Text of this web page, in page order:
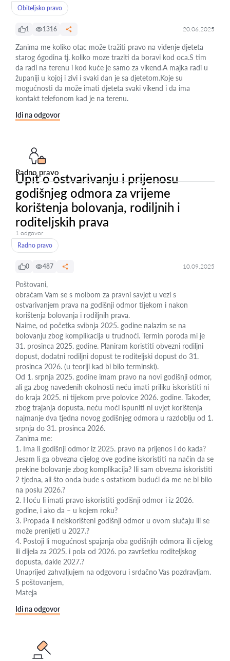
Obiteljsko pravo
1 1316 20.06.2025
Zanima me koliko otac može tražiti pravo na viđenje djeteta
starog 6godina tj. koliko moze traziti da boravi kod oca.S tim
da radi na terenu i kod kuće je samo za vikend.A majka radi u
županiji u kojoj i zivi i svaki dan je sa djetetom.Koje su
mogućnosti da može imati djeteta svaki vikend i da ima
kontakt telefonom kad je na terenu.
Idi na odgovor
Radno pravo
Upit o ostvarivanju i prijenosu
godišnjeg odmora za vrijeme
korištenja bolovanja, rodiljnih i
roditeljskih prava
1 odgovor
Radno pravo
0 487 10.09.2025
Poštovani,
obraćam Vam se s molbom za pravni savjet u vezi s
ostvarivanjem prava na godišnji odmor tijekom i nakon
korištenja bolovanja i rodiljnih prava.
Naime, od početka svibnja 2025. godine nalazim se na
bolovanju zbog komplikacija u trudnoći. Termin poroda mi je
31. prosinca 2025. godine. Planiram koristiti obvezni rodiljni
dopust, dodatni rodiljni dopust te roditeljski dopust do 31.
prosinca 2026. (u teoriji kad bi bilo terminski).
Od 1. srpnja 2025. godine imam pravo na novi godišnji odmor,
ali ga zbog navedenih okolnosti neću imati priliku iskoristiti ni
do kraja 2025. ni tijekom prve polovice 2026. godine. Također,
zbog trajanja dopusta, neću moći ispuniti ni uvjet korištenja
najmanje dva tjedna novog godišnjeg odmora u razdoblju od 1.
srpnja do 31. prosinca 2026.
Zanima me:
1. Ima li godišnji odmor iz 2025. pravo na prijenos i do kada?
Jesam li ga obvezna cijelog ove godine iskoristiti na način da se
prekine bolovanje zbog komplikacija? Ili sam obvezna iskoristiti
2 tjedna, ali što onda bude s ostatkom budući da me ne bi bilo
na poslu 2026.?
2. Hoću li imati pravo iskoristiti godišnji odmor i iz 2026.
godine, i ako da – u kojem roku?
3. Propada li neiskorišteni godišnji odmor u ovom slučaju ili se
može prenijeti u 2027.?
4. Postoji li mogućnost spajanja oba godišnjih odmora ili cijelog
ili dijela za 2025. i pola od 2026. po završetku roditeljskog
dopusta, dakle 2027.?
Unaprijed zahvaljujem na odgovoru i srdačno Vas pozdravljam.
S poštovanjem,
Mateja
Idi na odgovor